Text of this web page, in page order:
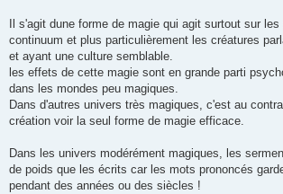
Il s'agit dune forme de magie qui agit surtout sur
continuum et plus particulièrement les créatures
et ayant une culture semblable.
les effets de cette magie sont en grande parti
dans les mondes peu magiques.
Dans d'autres univers très magiques, c'est au
création voir la seul forme de magie efficace.
Dans les univers modérément magiques, les
de poids que les écrits car les mots prononcés
pendant des années ou des siècles !